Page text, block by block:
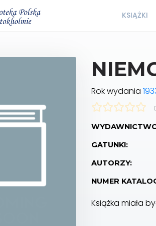
KSIĄŻKI
Rok wydania
GATUNKI:
AUTORZY:
NUMER
Książka miała